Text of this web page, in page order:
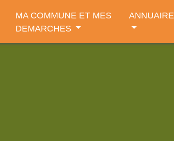
MA COMMUNE ET MES
DEMARCHES
ANNUAIRE